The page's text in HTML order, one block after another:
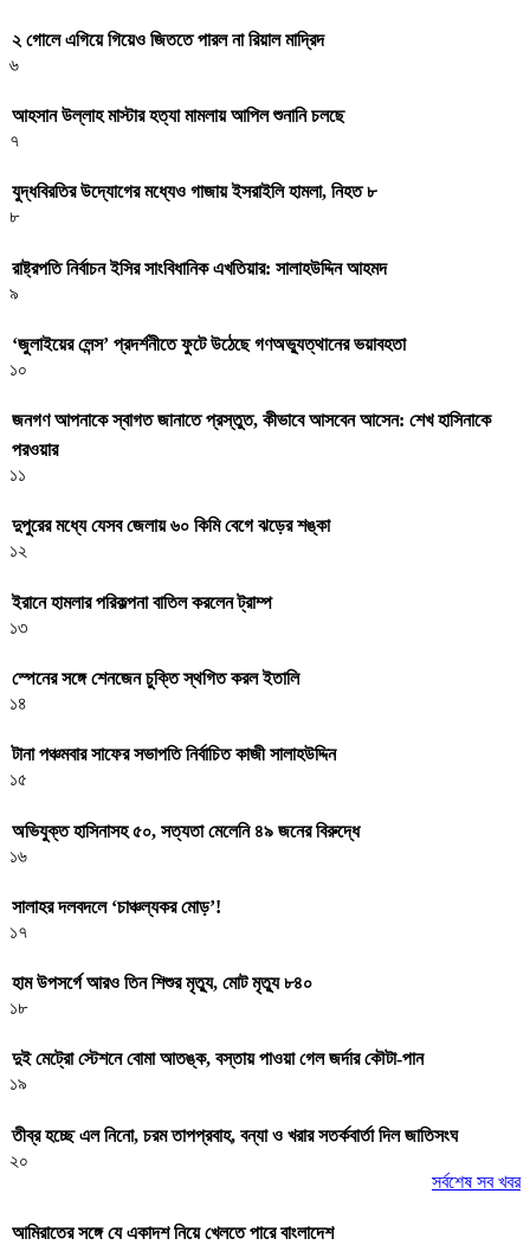
২ গোলে এগিয়ে গিয়েও জিততে পারল না রিয়াল মাদ্রিদ
৬
আহসান উল্লাহ মাস্টার হত্যা মামলায় আপিল শুনানি চলছে
৭
যুদ্ধবিরতির উদ্যোগের মধ্যেও গাজায় ইসরাইলি হামলা, নিহত ৮
৮
রাষ্ট্রপতি নির্বাচন ইসির সাংবিধানিক এখতিয়ার: সালাহউদ্দিন আহমদ
৯
‘জুলাইয়ের লেন্স’ প্রদর্শনীতে ফুটে উঠেছে গণঅভ্যুত্থানের ভয়াবহতা
১০
জনগণ আপনাকে স্বাগত জানাতে প্রস্তুত, কীভাবে আসবেন আসেন: শেখ হাসিনাকে
পরওয়ার
১১
দুপুরের মধ্যে যেসব জেলায় ৬০ কিমি বেগে ঝড়ের শঙ্কা
১২
ইরানে হামলার পরিকল্পনা বাতিল করলেন ট্রাম্প
১৩
স্পেনের সঙ্গে শেনজেন চুক্তি স্থগিত করল ইতালি
১৪
টানা পঞ্চমবার সাফের সভাপতি নির্বাচিত কাজী সালাহউদ্দিন
১৫
অভিযুক্ত হাসিনাসহ ৫০, সত্যতা মেলেনি ৪৯ জনের বিরুদ্ধে
১৬
সালাহর দলবদলে ‘চাঞ্চল্যকর মোড়’!
১৭
হাম উপসর্গে আরও তিন শিশুর মৃত্যু, মোট মৃত্যু ৮৪০
১৮
দুই মেট্রো স্টেশনে বোমা আতঙ্ক, বস্তায় পাওয়া গেল জর্দার কৌটা-পান
১৯
তীব্র হচ্ছে এল নিনো, চরম তাপপ্রবাহ, বন্যা ও খরার সতর্কবার্তা দিল জাতিসংঘ
২০
সর্বশেষ সব খবর
আমিরাতের সঙ্গে যে একাদশ নিয়ে খেলতে পারে বাংলাদেশ